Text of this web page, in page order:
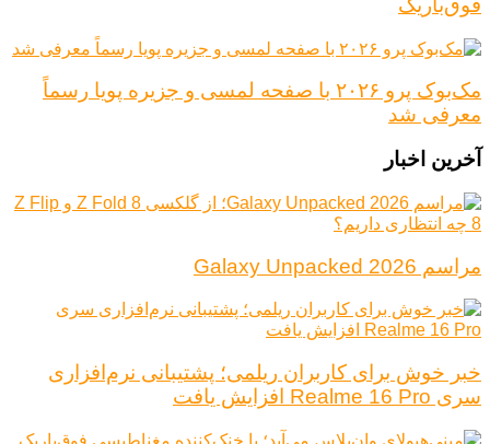
فوق‌باریک
مک‌بوک پرو ۲۰۲۶ با صفحه لمسی و جزیره پویا رسماً
معرفی شد
آخرین اخبار
مراسم Galaxy Unpacked 2026
خبر خوش برای کاربران ریلمی؛ پشتیبانی نرم‌افزاری
سری Realme 16 Pro افزایش یافت